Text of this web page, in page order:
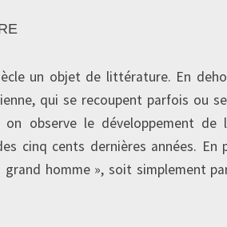
un objet de littérature. En
qui se recoupent parfois ou
observe le développement de
cinq cents dernières années.
homme », soit simplement